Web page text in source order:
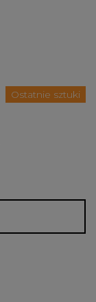
Ostatnie sztuki